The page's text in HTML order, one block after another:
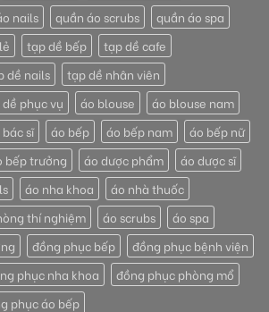
nails quần áo scrubs
quần áo spa
tạp dề bếp
tạp dề cafe
dề nails
tạp dề nhân viên
phục vụ áo blouse
áo blouse nam
sĩ áo bếp áo bếp nam
áo bếp nữ
bếp trưởng áo dược phẩm
áo dược sĩ
áo nha khoa
áo nhà thuốc
thí nghiệm áo scrubs
áo spa
đồng phục bếp
đồng phục bệnh viện
phục nha khoa
đồng phục phòng mổ
phục áo bếp